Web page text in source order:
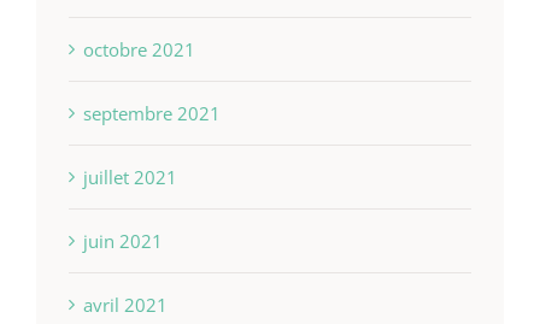
octobre 2021
septembre 2021
juillet 2021
juin 2021
avril 2021